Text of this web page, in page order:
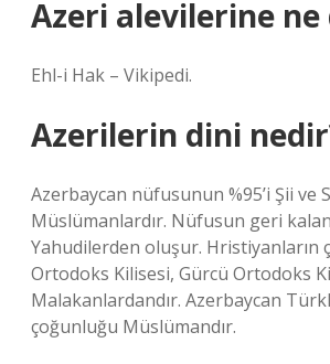
Azeri alevilerine ne
Ehl-i Hak – Vikipedi.
Azerilerin dini
Azerbaycan nüfusunun %95’i Şii ve
Müslümanlardır. Nüfusun geri
Yahudilerden oluşur. Hristiyanların
Ortodoks Kilisesi, Gürcü Ortodoks
Malakanlardandır. Azerbaycan
çoğunluğu Müslümandır.